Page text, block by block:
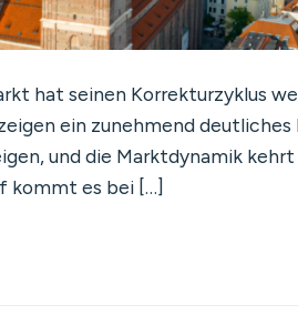
hat seinen Korrekturzyklus
ein zunehmend deutliches
und die Marktdynamik kehrt
kommt es bei […]